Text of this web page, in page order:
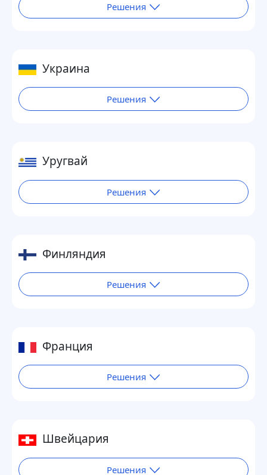
Решения
Украина
Решения
Уругвай
Решения
Финляндия
Решения
Франция
Решения
Швейцария
Решения